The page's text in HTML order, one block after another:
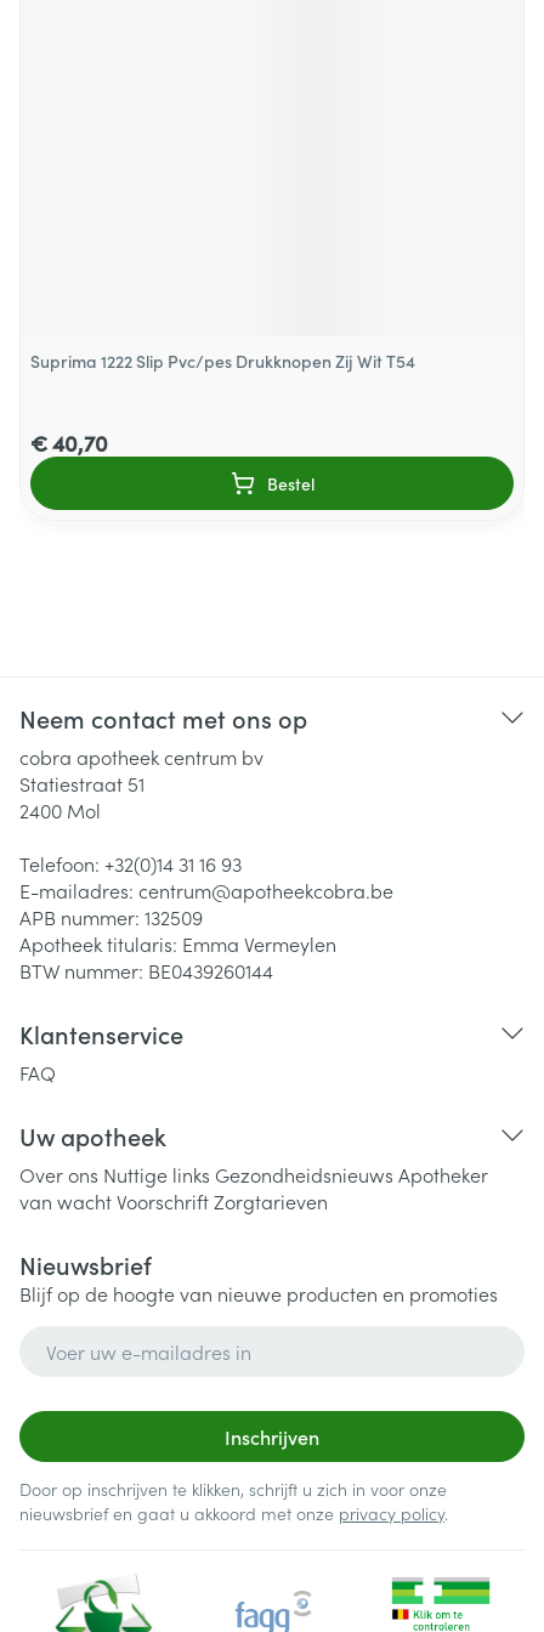
Suprima 1222 Slip Pvc/pes Drukknopen Zij Wit T54
€ 40,70
Bestel
Neem contact met ons op
cobra apotheek centrum bv
Statiestraat 51
2400 Mol
Telefoon: +32(0)14 31 16 93
E-mailadres: centrum@apotheekcobra.be
APB nummer: 132509
Apotheek titularis: Emma Vermeylen
BTW nummer: BE0439260144
Klantenservice
FAQ
Uw apotheek
Over ons Nuttige links Gezondheidsnieuws Apotheker
van wachtVoorschriftZorgtarieven
Nieuwsbrief
Blijf op de hoogte van nieuwe producten en promoties
Inschrijven
Door op inschrijven te klikken, schrijft u zich in voor onze
nieuwsbrief en gaat u akkoord met onze privacy policy.